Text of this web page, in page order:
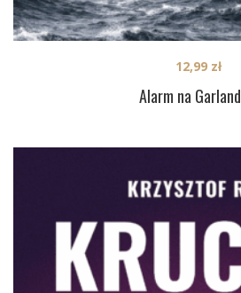
Alarm na
12,99 zł